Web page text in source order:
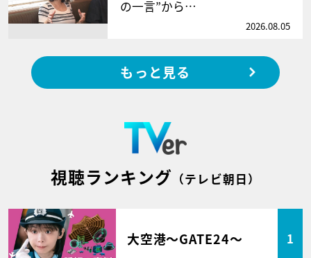
の一言”から…
2026.08.05
もっと見る
視聴ランキング （テレビ朝日）
大空港～GATE24～ 1